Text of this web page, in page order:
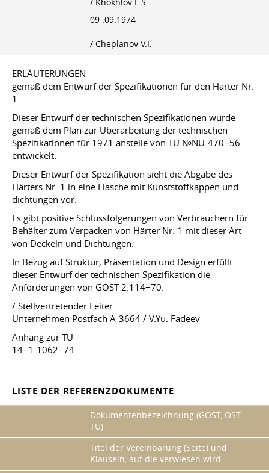
/ Khokhlov L.S.
09 .09.1974
/ Cheplanov V.I.
ERLÄUTERUNGEN
gemäß dem Entwurf der Spezifikationen für den Härter Nr.
1
Dieser Entwurf der technischen Spezifikationen wurde
gemäß dem Plan zur Überarbeitung der technischen
Spezifikationen für 1971 anstelle von TU №NU-470−56
entwickelt.
Dieser Entwurf der Spezifikation sieht die Abgabe des
Härters Nr. 1 in eine Flasche mit Kunststoffkappen und -
dichtungen vor.
Es gibt positive Schlussfolgerungen von Verbrauchern für
Behälter zum Verpacken von Härter Nr. 1 mit dieser Art
von Deckeln und Dichtungen.
In Bezug auf Struktur, Präsentation und Design erfüllt
dieser Entwurf der technischen Spezifikation die
Anforderungen von GOST 2.114−70.
/ Stellvertretender Leiter
Unternehmen Postfach A-3664 / V.Yu. Fadeev
Anhang zur TU
14−1-1062−74
LISTE DER REFERENZDOKUMENTE
Dokumentenbezeichnung (GOST, OST,
TU)
Titel der Vereinbarung (Seite) und
Klauseln, auf die verwiesen wird